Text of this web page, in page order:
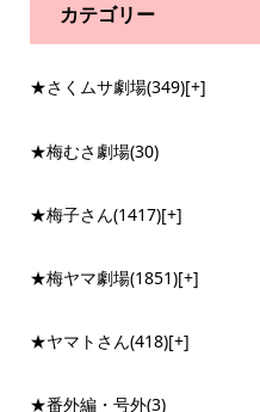
カテゴリー
★さくムサ劇場(349)[+]
★梅むさ劇場(30)
★梅子さん(1417)[+]
★梅ヤマ劇場(1851)[+]
★ヤマトさん(418)[+]
★番外編・号外(3)